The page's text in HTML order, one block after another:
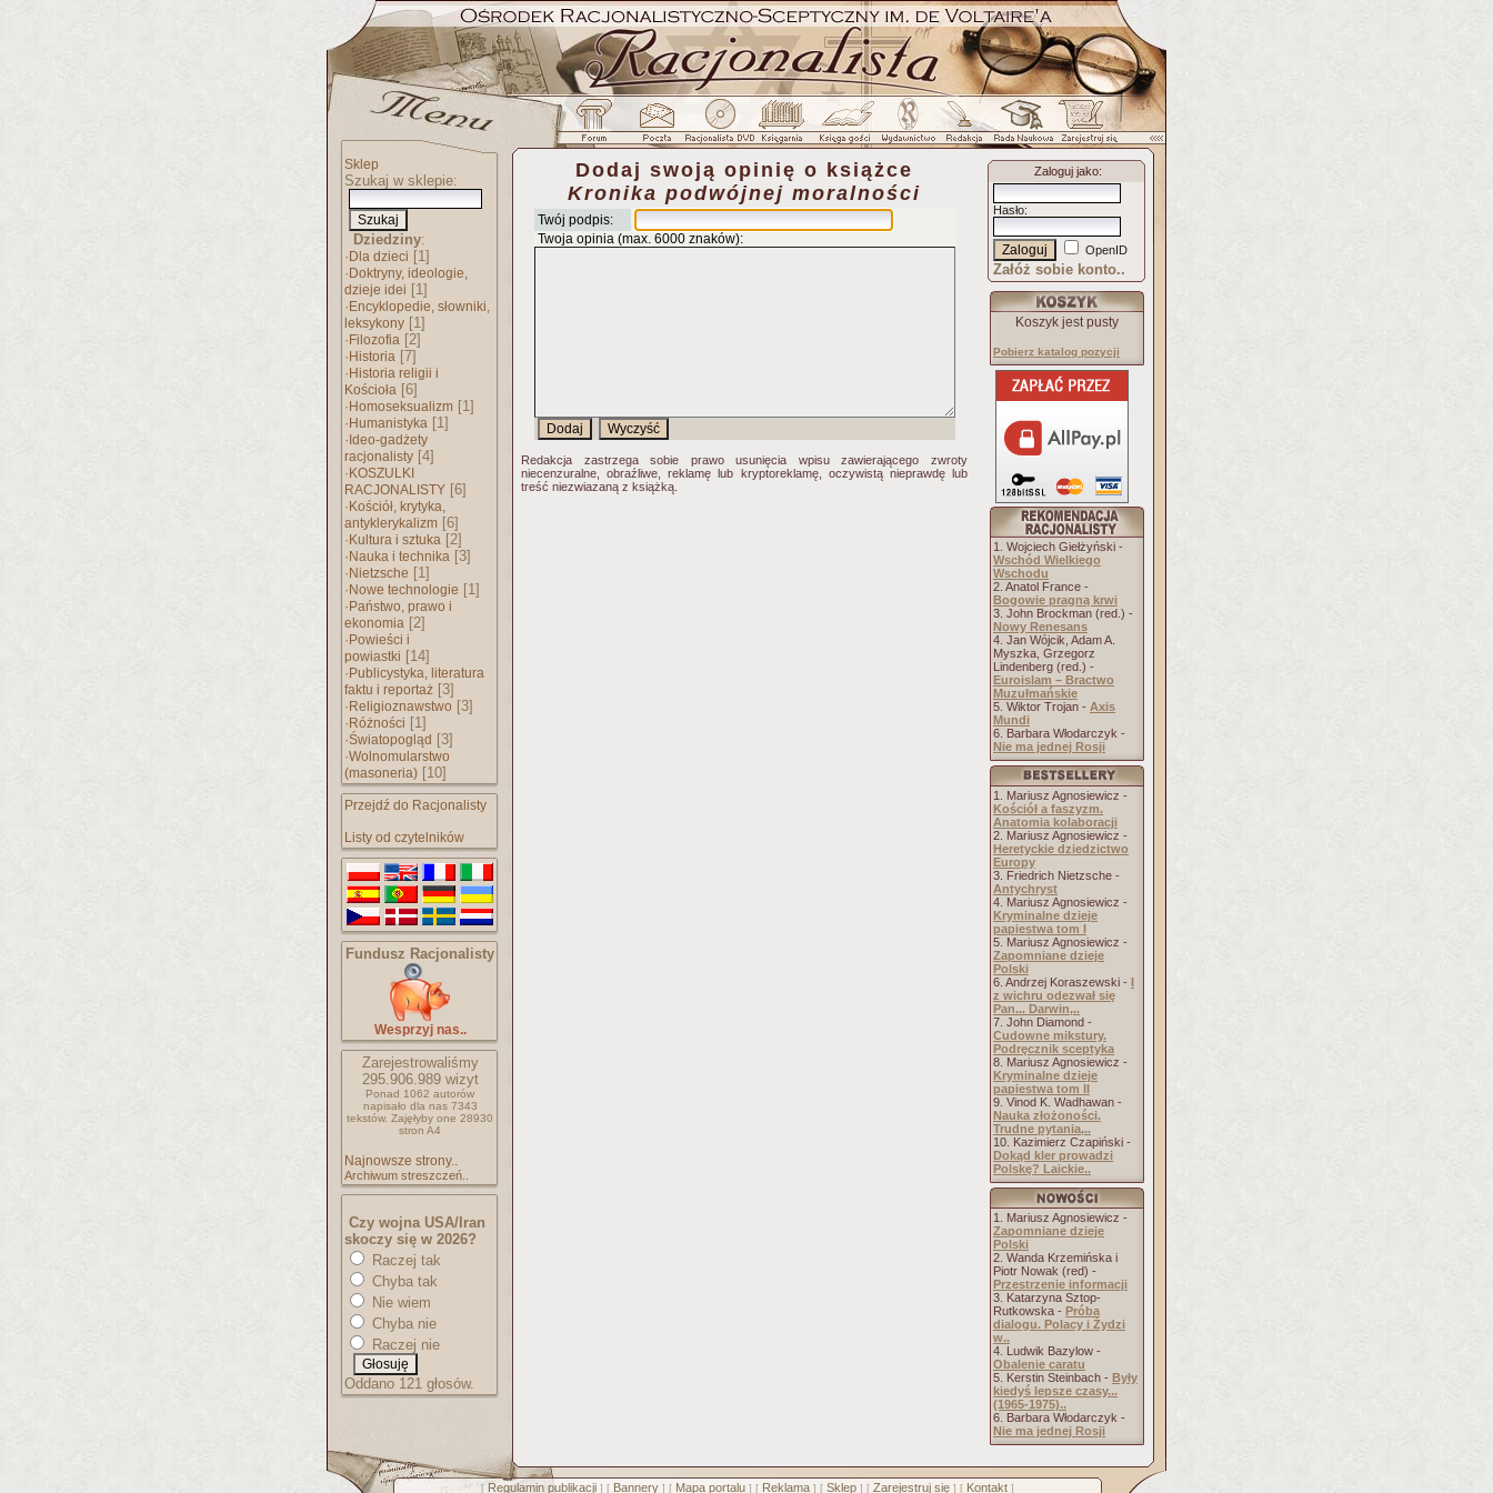
Sklep
Szukaj w sklepie:
Dziedziny:
· Dla dzieci [1]
· Doktryny, ideologie,
dzieje idei [1]
· Encyklopedie, słowniki,
leksykony [1]
· Filozofia [2]
· Historia [7]
· Historia religii i
Kościoła [6]
· Homoseksualizm [1]
· Humanistyka [1]
· Ideo-gadżety
racjonalisty [4]
· KOSZULKI
RACJONALISTY [6]
· Kościół, krytyka,
antyklerykalizm [6]
· Kultura i sztuka [2]
· Nauka i technika [3]
· Nietzsche [1]
· Nowe technologie [1]
· Państwo, prawo i
ekonomia [2]
· Powieści i
powiastki [14]
· Publicystyka, literatura
faktu i reportaż [3]
· Religioznawstwo [3]
· Różności [1]
·Światopogląd [3]
·Wolnomularstwo
(masoneria) [10]
Przejdź do Racjonalisty
Listy od czytelników
Fundusz Racjonalisty
Wesprzyj nas..
Zarejestrowaliśmy
295.906.989wizyt
Ponad 1062 autorów
napisało dla nas 7343
tekstów. Zajęłyby one 28930
stron A4
Najnowsze strony..
Archiwum streszczeń..
Czy wojna USA/Iran
skoczy się w 2026?
Raczej tak
Chyba tak
Nie wiem
Chyba nie
Raczej nie
Oddano 121 głosów.
Dodaj swoją opinię o książce
Kronika podwójnej moralności
Twój podpis:
Twoja opinia (max. 6000 znaków):
Redakcja zastrzega sobie prawo usunięcia wpisu zawierającego zwroty
niecenzuralne, obraźliwe, reklamę lub kryptoreklamę, oczywistą nieprawdę lub
treść niezwiazaną z książką.
Zaloguj jako:
Hasło:
OpenID
Załóż sobie konto..
Koszyk jest pusty
Pobierz katalog pozycji
1. Wojciech Giełżyński -
Wschód Wielkiego
Wschodu
2. Anatol France -
Bogowie pragną krwi
3. John Brockman (red.) -
Nowy Renesans
4. Jan Wójcik, Adam A.
Myszka, Grzegorz
Lindenberg (red.) -
Euroislam – Bractwo
Muzułmańskie
5. Wiktor Trojan - Axis
Mundi
6. Barbara Włodarczyk -
Nie ma jednej Rosji
1. Mariusz Agnosiewicz -
Kościół a faszyzm.
Anatomia kolaboracji
2. Mariusz Agnosiewicz -
Heretyckie dziedzictwo
Europy
3. Friedrich Nietzsche -
Antychryst
4. Mariusz Agnosiewicz -
Kryminalne dzieje
papiestwa tom I
5. Mariusz Agnosiewicz -
Zapomniane dzieje
Polski
6. Andrzej Koraszewski - I
z wichru odezwał się
Pan... Darwin,..
7. John Diamond -
Cudowne mikstury.
Podręcznik sceptyka
8. Mariusz Agnosiewicz -
Kryminalne dzieje
papiestwa tom II
9. Vinod K. Wadhawan -
Nauka złożoności.
Trudne pytania,..
10. Kazimierz Czapiński -
Dokąd kler prowadzi
Polskę? Laickie..
1. Mariusz Agnosiewicz -
Zapomniane dzieje
Polski
2. Wanda Krzemińska i
Piotr Nowak (red) -
Przestrzenie informacji
3. Katarzyna Sztop-
Rutkowska - Próba
dialogu. Polacy i Żydzi
w..
4. Ludwik Bazylow -
Obalenie caratu
5. Kerstin Steinbach - Były
kiedyś lepsze czasy...
(1965-1975)..
6. Barbara Włodarczyk -
Nie ma jednej Rosji
[ Regulamin publikacji] [ Bannery] [ Mapa portalu] [ Reklama] [ Sklep] [ Zarejestruj się] [ Kontakt]